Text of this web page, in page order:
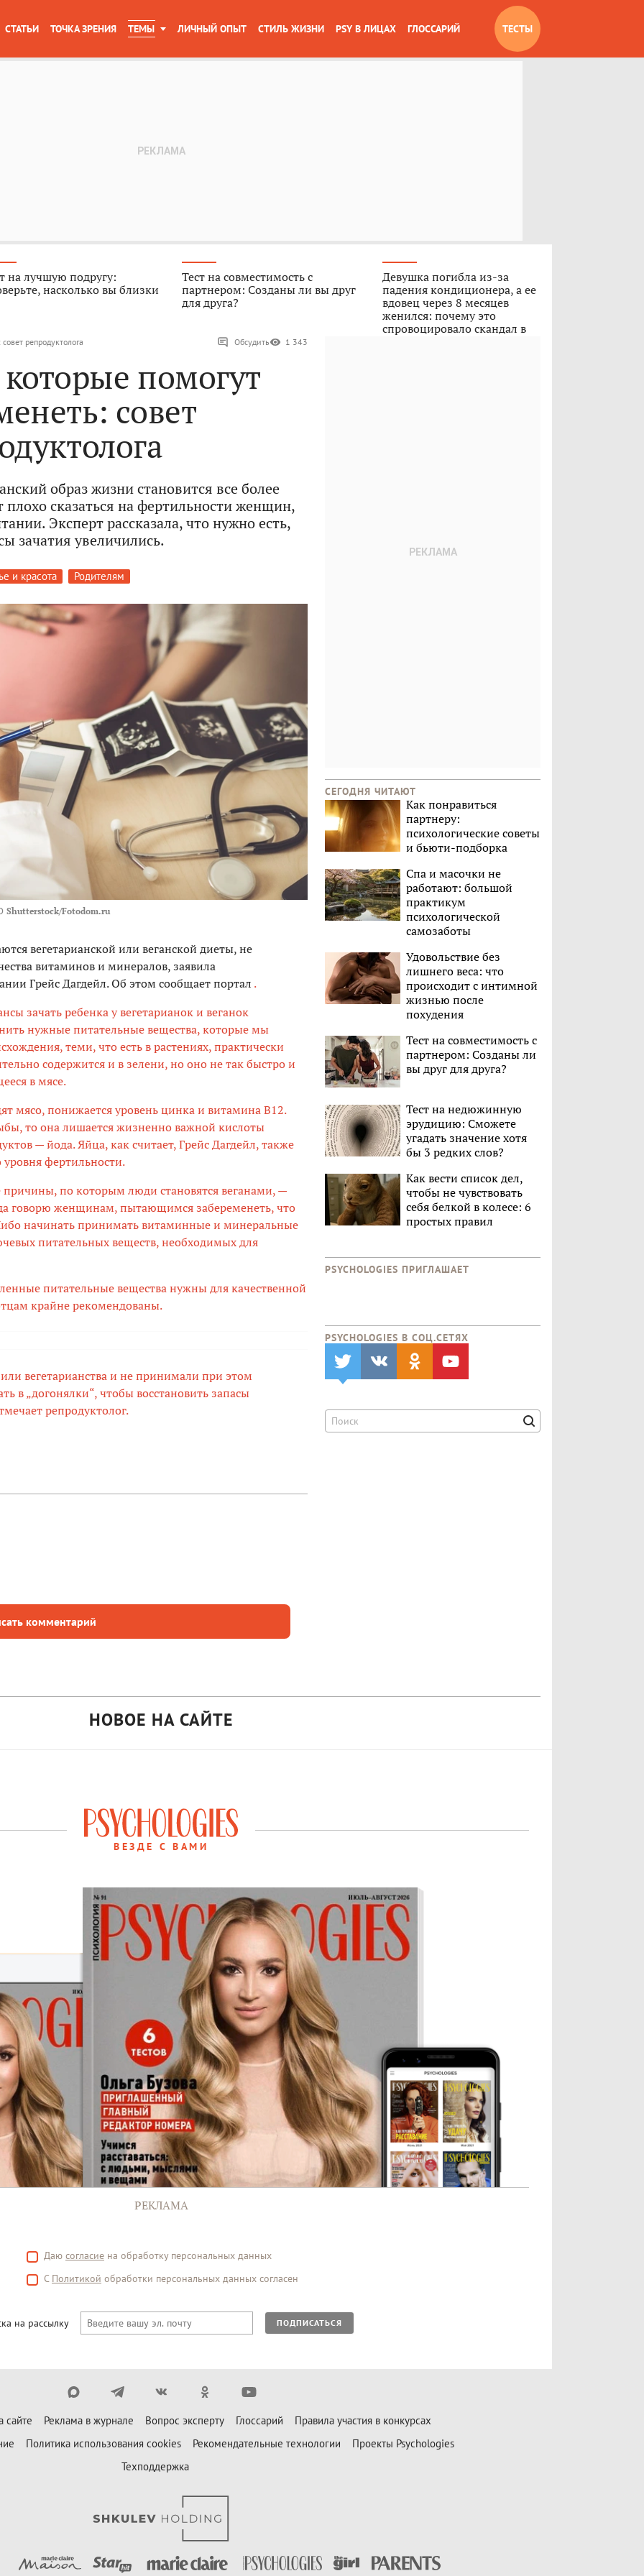
СТАТЬИ ТОЧКА ЗРЕНИЯ ТЕМЫ ЛИЧНЫЙ ОПЫТ СТИЛЬ ЖИЗНИ PSY В ЛИЦАХ ГЛОССАРИЙ ТЕСТЫ
на лучшую подругу:
насколько вы близки
Тест на совместимость с
партнером: Созданы ли вы друг
для друга?
Девушка погибла из-за
падения кондиционера, а ее
вдовец через 8 месяцев
женился: почему это
спровоцировало скандал в
репродуктолога Обсудить 1 343
помогут
совет
образ жизни становится все более
сказаться на фертильности женщин,
Эксперт рассказала, что нужно есть,
зачатия увеличились.
и красота Родителям
Shutterstock/Fotodom.ru
вегетарианской или веганской диеты, не
витаминов и минералов, заявила
Грейс Дагдейл. Об этом сообщает портал .
зачать ребенка у вегетарианок и веганок
нужные питательные вещества, которые мы
теми, что есть в растениях, практически
содержится и в зелени, но оно не так быстро и
в мясе.
мясо, понижается уровень цинка и витамина В12.
то она лишается жизненно важной кислоты
— йода. Яйца, как считает, Грейс Дагдейл, также
фертильности.
по которым люди становятся веганами, —
говорю женщинам, пытающимся забеременеть, что
начинать принимать витаминные и минеральные
питательных веществ, необходимых для
питательные вещества нужны для качественной
крайне рекомендованы.
вегетарианства и не принимали при этом
в „догонялки“, чтобы восстановить запасы
репродуктолог.
комментарий
СЕГОДНЯ ЧИТАЮТ
Как понравиться
партнеру:
психологические советы
и бьюти-подборка
Спа и масочки не
работают: большой
практикум
психологической
самозаботы
Удовольствие без
лишнего веса: что
происходит с интимной
жизнью после
похудения
Тест на совместимость с
партнером: Созданы ли
вы друг для друга?
Тест на недюжинную
эрудицию: Сможете
угадать значение хотя
бы 3 редких слов?
Как вести список дел,
чтобы не чувствовать
себя белкой в колесе: 6
простых правил
PSYCHOLOGIES ПРИГЛАШАЕТ
PSYCHOLOGIES В CОЦ.СЕТЯХ
НОВОЕ НА САЙТЕ
ВЕЗДЕ С ВАМИ
РЕКЛАМА
Даю согласие на обработку персональных данных
С Политикой обработки персональных данных согласен
на рассылку ПОДПИСАТЬСЯ
сайте Реклама в журнале Вопрос эксперту Глоссарий
Правила участия в конкурсах
Политика использования cookies Рекомендательные технологии
Проекты Psychologies
Техподдержка